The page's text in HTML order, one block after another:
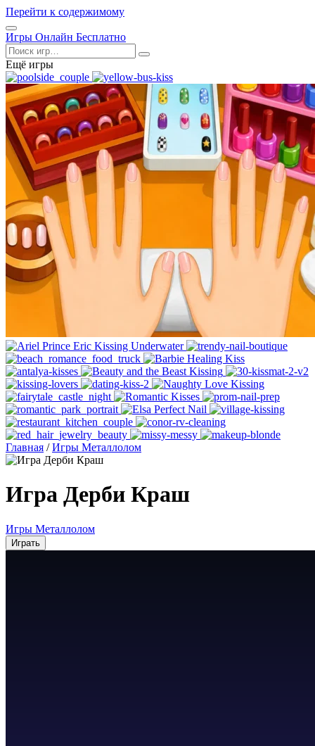
Перейти к содержимому
Открыть
меню
Игры Онлайн Бесплатно
Поиск
Ещё игры
Главная / Игры Металлолом
Игра Дерби Краш
Игры Металлолом
Играть